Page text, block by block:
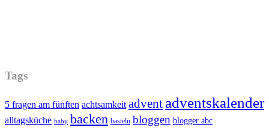
Tags
5 fragen am fünften achtsamkeit advent adventskalender
alltagsküche baby backen basteln bloggen blogger abc